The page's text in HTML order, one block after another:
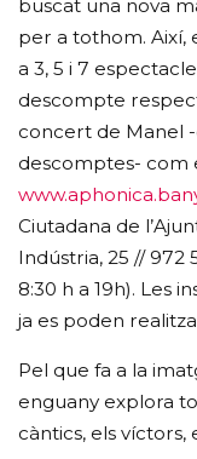
buscat una nova
per a tothom. Així,
a 3, 5 i 7
descompte
concert de Manel
descomptes- com
Ciutadana de
Indústria, 25 // 972
8:30 h a 19h). Les
ja es poden
Pel que fa a la
enguany explora
càntics, els víctors,